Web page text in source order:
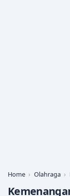
Home Olahraga